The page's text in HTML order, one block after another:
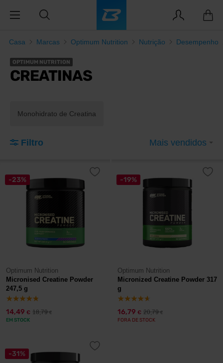
Casa Marcas Optimum Nutrition Nutrição Desempenho
OPTIMUM NUTRITION
CREATINAS
Monohidrato de Creatina
Filtro Mais vendidos
-23%
Optimum Nutrition
Micronised Creatine Powder
247,5 g
14,49 € 18,79€
EM STOCK
-19%
Optimum Nutrition
Micronized Creatine Powder 317
g
16,79 € 20,79€
FORA DE STOCK
-31%